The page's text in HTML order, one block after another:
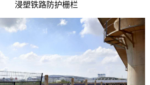
浸塑铁路防护栅栏